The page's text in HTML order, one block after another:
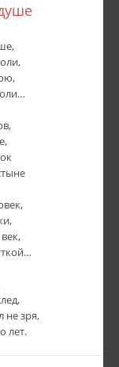
не зря,
лет.